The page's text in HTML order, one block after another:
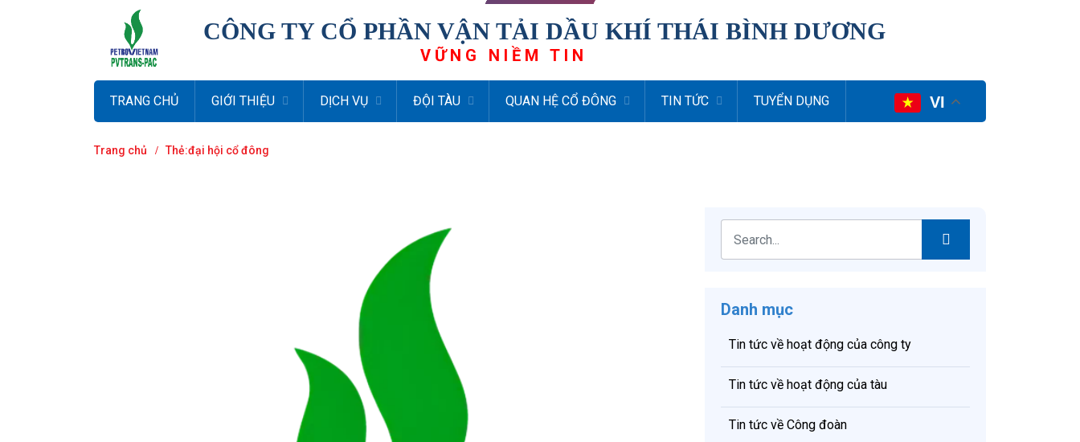
CÔNG TY CỔ PHẦN VẬN TẢI DẦU KHÍ THÁI BÌNH DƯƠNG
VỮNG NIỀM TIN
VI
TRANG CHỦ GIỚI THIỆU DỊCH VỤ ĐỘI TÀU QUAN HỆ CỔ ĐÔNG TIN TỨC TUYỂN DỤNG
Trang chủ Thẻ:đại hội cổ đông
Danh mục
Tin tức về hoạt động của công ty
Tin tức về hoạt động của tàu
Tin tức về Công đoàn